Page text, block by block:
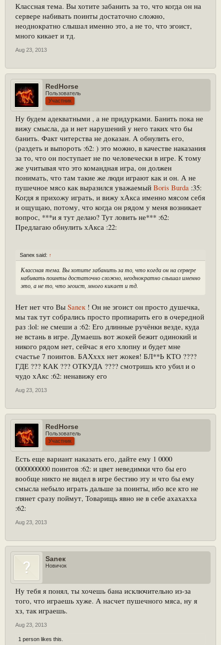
Классная тема. Вы хотите забанить за то, что когда он на
сервере набивать поинты достаточно сложно,
неоднократно слышал именно это, а не то, что эгоист,
много кикает и тд.
Aug 23, 2013
RedHorse
Пользователь
Участник
Ну будем адекватными , а не придурками. Банить пока не
вижу смысла, да и нет нарушений у него таких что бы
банить. Факт читерства не доказан. А обнулить его,
(раздеть и выпороть :62: ) это можно, в качестве наказания
за то, что он поступает не по человечески в игре. К тому
же учитывая что это командная игра, он должен
понимать, что там такие же люди играют как и он. А не
пушечное мясо как выразился уважаемый Boris Burda :35:
Когдя я прихожу играть, и вижу хАкса именно мясом себя
и ощущаю, потому, что когда он рядом у меня возникает
вопрос, ***и я тут делаю? Тут ловить не*** :62:
Предлагаю обнулить хАкса :22:
Saneк said: ↑
Классная тема. Вы хотите забанить за то, что когда он на сервере
набивать поинты достаточно сложно, неоднократно слышал именно
это, а не то, что эгоист, много кикает и тд.
Нет нет что Вы Saneк ! Он не эгоист он просто душечка,
мы так тут собрались просто пропиарить его в очередной
раз :lol: не смеши а :62: Его длинные ручёнки везде, куда
не встань в игре. Думаешь вот жокей бежит одинокий и
никого рядом нет, сейчас я его хлопну и будет мне
счастье 7 поинтов. БАХххх нет жокея! БЛ**Ь КТО ????
ГДЕ ??? КАК ??? ОТКУДА ???? смотришь кто убил и о
чудо хАкс :62: ненавижу его
Aug 23, 2013
RedHorse
Пользователь
Участник
Есть еще вариант наказать его, дайте ему 1 0000
0000000000 поинтов :62: и цвет неведимки что бы его
вообще никто не видел в игре бестию эту и что бы ему
смысла небыло играть дальше за поинты, ибо все кто не
глянет сразу поймут, Товарищь явно не в себе ахахахха
:62:
Aug 23, 2013
Saneк
Новичок
Ну тебя я понял, ты хочешь бана исключительно из-за
того, что играешь хуже. А насчет пушечного мяса, ну я
хз, так играешь.
Aug 23, 2013
1 person likes this.